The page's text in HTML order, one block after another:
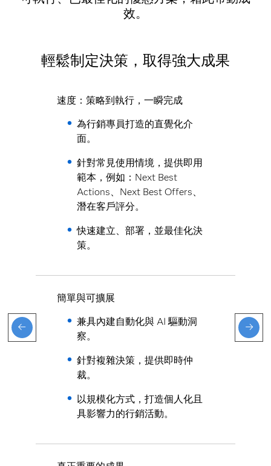
效。
輕鬆制定決策，取得強大成果
速度：策略到執行，一瞬完成
為行銷專員打造的直覺化介
面。
針對常見使用情境，提供即用
範本，例如：Next Best
Actions、Next Best Offers、
潛在客戶評分。
快速建立、部署，並最佳化決
策。
簡單與可擴展
兼具內建自動化與 AI 驅動洞
察。
針對複雜決策，提供即時仲
裁。
以規模化方式，打造個人化且
具影響力的行銷活動。